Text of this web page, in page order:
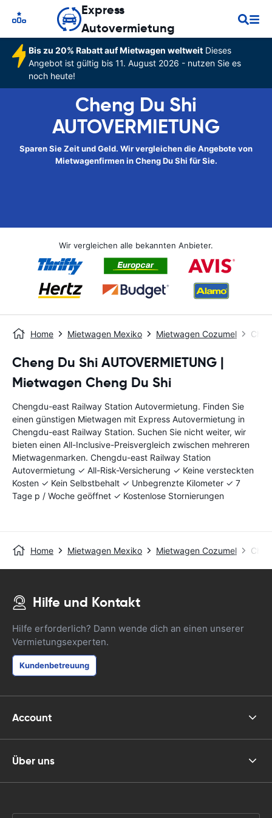
Express
Autovermietung
Bis zu 20% Rabatt auf Mietwagen weltweitDieses
Angebot ist gültig bis 11. August 2026 - nutzen Sie es
noch heute!
Cheng Du Shi
AUTOVERMIETUNG
Sparen Sie Zeit und Geld. Wir vergleichen die Angebote von
Mietwagenfirmen in Cheng Du Shi für Sie.
Wir vergleichen alle bekannten Anbieter.
Home Mietwagen Mexiko Mietwagen Cozumel
Cheng Du Shi AUTOVERMIETUNG |
Mietwagen Cheng Du Shi
Chengdu-east Railway Station Autovermietung. Finden Sie
einen günstigen Mietwagen mit Express Autovermietung in
Chengdu-east Railway Station. Suchen Sie nicht weiter, wir
bieten einen All-Inclusive-Preisvergleich zwischen mehreren
Mietwagenmarken. Chengdu-east Railway Station
Autovermietung ✓ All-Risk-Versicherung ✓ Keine versteckten
Kosten ✓ Kein Selbstbehalt ✓ Unbegrenzte Kilometer ✓ 7
Tage p / Woche geöffnet ✓ Kostenlose Stornierungen
Home Mietwagen Mexiko Mietwagen Cozumel
Hilfe und Kontakt
Hilfe erforderlich? Dann wende dich an einen unserer
Vermietungsexperten.
Kundenbetreuung
Account
Über uns